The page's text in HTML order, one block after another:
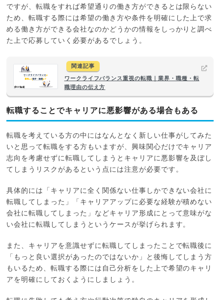
ですが、転職をすれば希望通りの働き方ができるとは限らない
ため、転職する際には希望の働き方や条件を明確にした上で求
める働き方ができる会社なのかどうかの情報をしっかりと調べ
た上で応募していく必要があるでしょう。
関連記事
ワークライフバランス重視の転職｜業界・職種・転
職理由の伝え方
転職することでキャリアに悪影響がある場合もある
転職を考えている方の中にはなんとなく新しい仕事がしてみた
いと思って転職をする方もいますが、興味関心だけでキャリア
志向を考慮せずに転職してしまうとキャリアに悪影響を及ぼし
てしまうリスクがあるという点には注意が必要です。
具体的には「キャリアに全く関係ない仕事しかできない会社に
転職してしまった」「キャリアアップに必要な経験が積めない
会社に転職してしまった」などキャリア形成にとって意味がな
い会社に転職してしまうというケースが挙げられます。
また、キャリアを意識せずに転職してしまったことで転職後に
「もっと良い選択があったのではないか」と後悔してしまう方
もいるため、転職する際には自己分析をした上で希望のキャリ
アを明確にしておくようにしましょう。